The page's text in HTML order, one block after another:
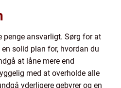
penge ansvarligt. Sørg for at
solid plan for, hvordan du
at låne mere end
med at overholde alle
yderligere gebyrer og en